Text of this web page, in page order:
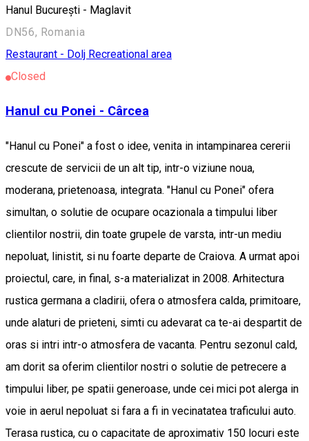
Hanul București - Maglavit
DN56, Romania
Restaurant - Dolj Recreational area
Closed
Hanul cu Ponei - Cârcea
"Hanul cu Ponei" a fost o idee, venita in intampinarea cererii
crescute de servicii de un alt tip, intr-o viziune noua,
moderana, prietenoasa, integrata. "Hanul cu Ponei" ofera
simultan, o solutie de ocupare ocazionala a timpului liber
clientilor nostrii, din toate grupele de varsta, intr-un mediu
nepoluat, linistit, si nu foarte departe de Craiova. A urmat apoi
proiectul, care, in final, s-a materializat in 2008. Arhitectura
rustica germana a cladirii, ofera o atmosfera calda, primitoare,
unde alaturi de prieteni, simti cu adevarat ca te-ai despartit de
oras si intri intr-o atmosfera de vacanta. Pentru sezonul cald,
am dorit sa oferim clientilor nostri o solutie de petrecere a
timpului liber, pe spatii generoase, unde cei mici pot alerga in
voie in aerul nepoluat si fara a fi in vecinatatea traficului auto.
Terasa rustica, cu o capacitate de aproximativ 150 locuri este